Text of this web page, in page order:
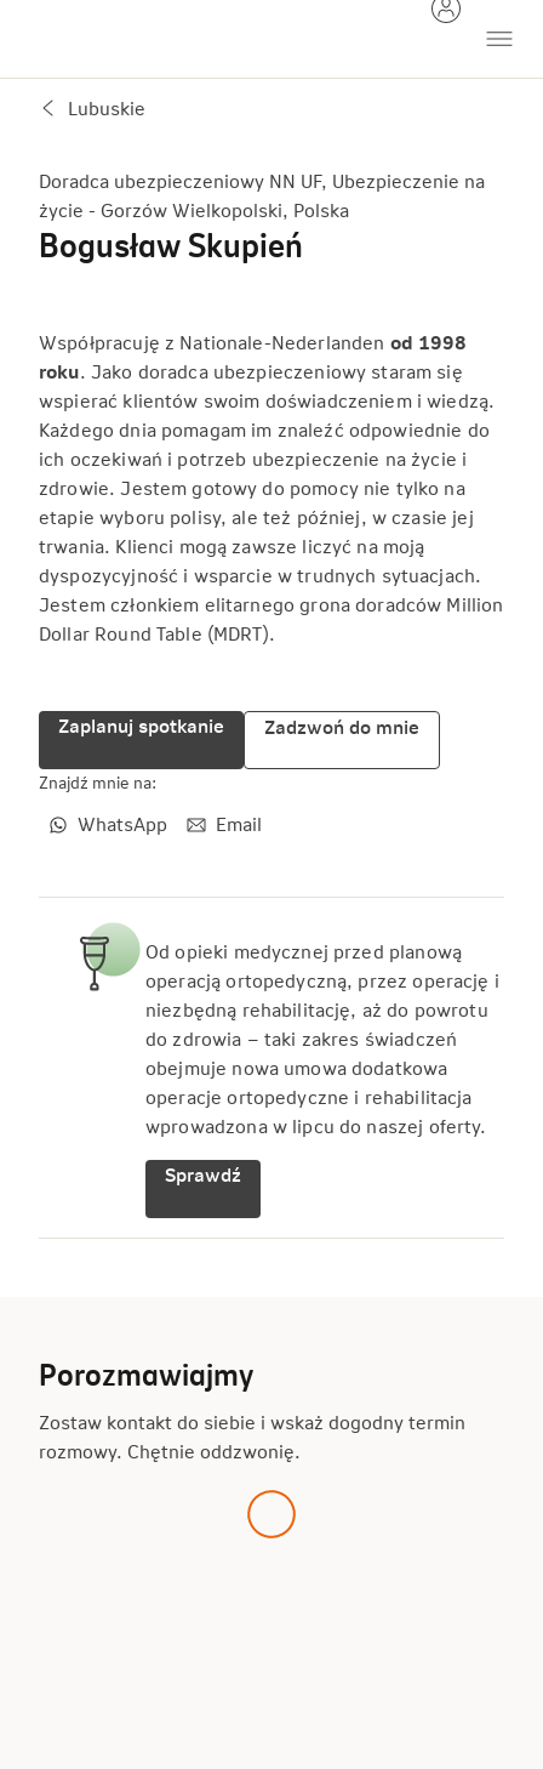
Lubuskie
Doradca ubezpieczeniowy NN UF, Ubezpieczenie na
życie - Gorzów Wielkopolski, Polska
Bogusław Skupień
Współpracuję z Nationale-Nederlanden od 1998
roku. Jako doradca ubezpieczeniowy staram się
wspierać klientów swoim doświadczeniem i wiedzą.
Każdego dnia pomagam im znaleźć odpowiednie do
ich oczekiwań i potrzeb ubezpieczenie na życie i
zdrowie. Jestem gotowy do pomocy nie tylko na
etapie wyboru polisy, ale też później, w czasie jej
trwania. Klienci mogą zawsze liczyć na moją
dyspozycyjność i wsparcie w trudnych sytuacjach.
Jestem członkiem elitarnego grona doradców Million
Dollar Round Table (MDRT).
Zaplanuj spotkanie Zadzwoń do mnie
Znajdź mnie na:
WhatsApp Email
Od opieki medycznej przed planową
operacją ortopedyczną, przez operację i
niezbędną rehabilitację, aż do powrotu
do zdrowia – taki zakres świadczeń
obejmuje nowa umowa dodatkowa
operacje ortopedyczne i rehabilitacja
wprowadzona w lipcu do naszej oferty.
Sprawdź
Porozmawiajmy
Zostaw kontakt do siebie i wskaż dogodny termin
rozmowy. Chętnie oddzwonię.